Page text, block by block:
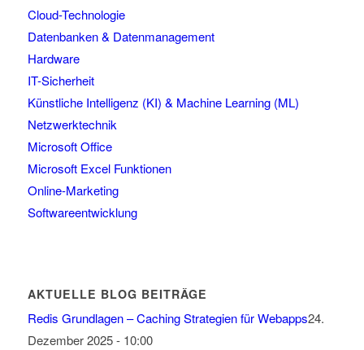
Cloud-Technologie
Datenbanken & Datenmanagement
Hardware
IT-Sicherheit
Künstliche Intelligenz (KI) & Machine Learning (ML)
Netzwerktechnik
Microsoft Office
Microsoft Excel Funktionen
Online-Marketing
Softwareentwicklung
AKTUELLE BLOG BEITRÄGE
Redis Grundlagen – Caching Strategien für Webapps24.
Dezember 2025 - 10:00